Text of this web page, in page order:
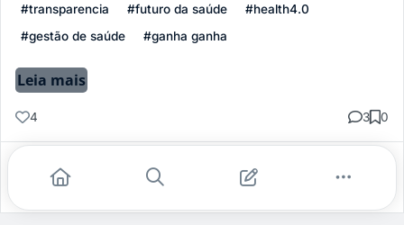
#transparencia #futuro da saúde
#health4.0
#gestão de saúde
#ganha ganha
Leia mais
4 3 0
Gostei Comentar Salvar